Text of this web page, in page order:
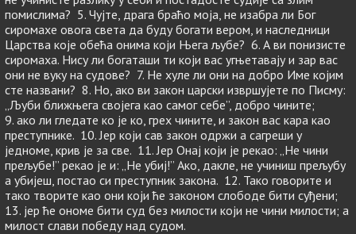
помислима? 5. Чујте, драга браћо моја, не изабра ли Бог
сиромахе овога света да буду богати вером, и наследници
Царства које обећа онима који Њега љубе? 6. А ви понизисте
сиромаха. Нису ли богаташи ти који вас угњетавају и зар вас
они не вуку на судове? 7. Не хуле ли они на добро Име којим
сте названи? 8. Но, ако ви закон царски извршујете по Писму:
„Љуби ближњега својега као самог себе”, добро чините;
9. ако ли гледате ко је ко, грех чините, и закон вас кара као
преступнике. 10. Јер који сав закон одржи а сагреши у
једноме, крив је за све. 11. Јер Онај који је рекао: „Не чини
прељубе!” рекао је и: „Не убиј!” Ако, дакле, не учиниш прељубу
а убијеш, постао си преступник закона. 12. Тако говорите и
тако творите као они који ће законом слободе бити суђени;
13. јер ће ономе бити суд без милости који не чини милости; а
милост слави победу над судом.